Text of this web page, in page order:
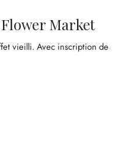
Market
vieilli. Avec inscription de